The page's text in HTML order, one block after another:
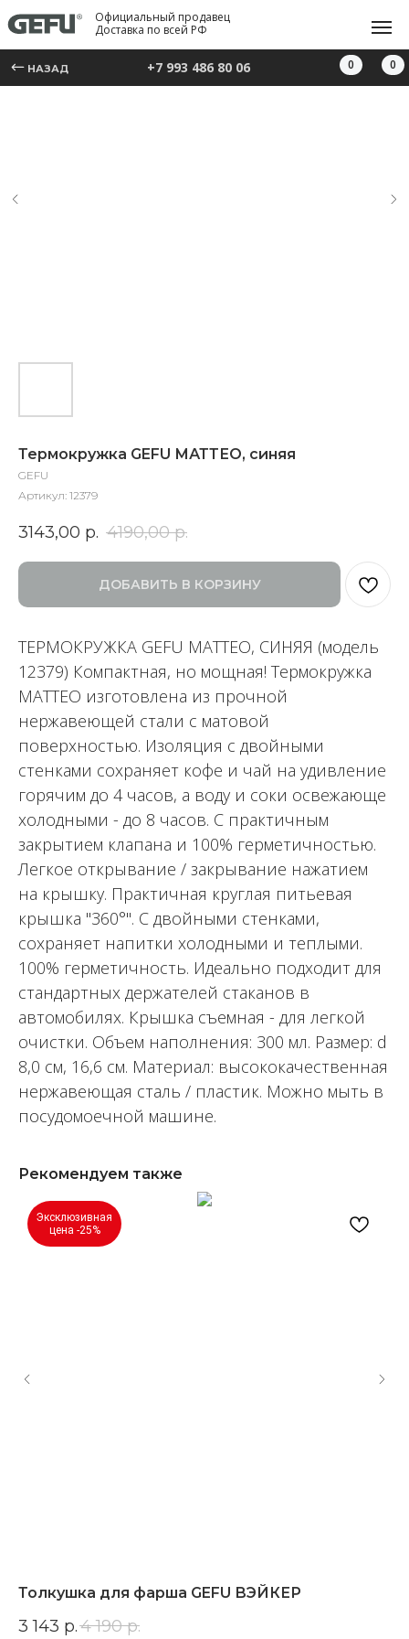
0 0
НАЗАД +7 993 486 80 06
Официальный продавец
Доставка по всей РФ
Термокружка GEFU МАТТЕО, синяя
GEFU
Артикул: 12379
3143,00 р. 4190,00 р.
ДОБАВИТЬ В КОРЗИНУ
ТЕРМОКРУЖКА GEFU МАТТЕО, СИНЯЯ (модель
12379) Компактная, но мощная! Термокружка
MATTEO изготовлена из прочной
нержавеющей стали с матовой
поверхностью. Изоляция с двойными
стенками сохраняет кофе и чай на удивление
горячим до 4 часов, а воду и соки освежающе
холодными - до 8 часов. С практичным
закрытием клапана и 100% герметичностью.
Легкое открывание / закрывание нажатием
на крышку. Практичная круглая питьевая
крышка "360°". С двойными стенками,
сохраняет напитки холодными и теплыми.
100% герметичность. Идеально подходит для
стандартных держателей стаканов в
автомобилях. Крышка съемная - для легкой
очистки. Объем наполнения: 300 мл. Размер: d
8,0 см, 16,6 см. Материал: высококачественная
нержавеющая сталь / пластик. Можно мыть в
посудомоечной машине.
Рекомендуем также
Эксклюзивная
цена -25%
Толкушка для фарша GEFU ВЭЙКЕР
3 143 р.4 190 р.